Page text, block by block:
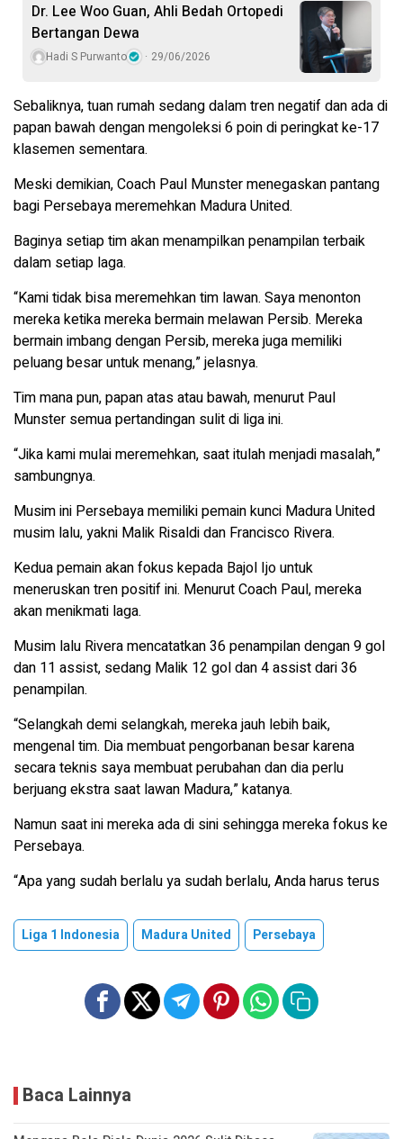
Dr. Lee Woo Guan, Ahli Bedah Ortopedi
Bertangan Dewa
Hadi S Purwanto 29/06/2026
Sebaliknya, tuan rumah sedang dalam tren negatif dan ada di
papan bawah dengan mengoleksi 6 poin di peringkat ke-17
klasemen sementara.
Meski demikian, Coach Paul Munster menegaskan pantang
bagi Persebaya meremehkan Madura United.
Baginya setiap tim akan menampilkan penampilan terbaik
dalam setiap laga.
“Kami tidak bisa meremehkan tim lawan. Saya menonton
mereka ketika mereka bermain melawan Persib. Mereka
bermain imbang dengan Persib, mereka juga memiliki
peluang besar untuk menang,” jelasnya.
Tim mana pun, papan atas atau bawah, menurut Paul
Munster semua pertandingan sulit di liga ini.
“Jika kami mulai meremehkan, saat itulah menjadi masalah,”
sambungnya.
Musim ini Persebaya memiliki pemain kunci Madura United
musim lalu, yakni Malik Risaldi dan Francisco Rivera.
Kedua pemain akan fokus kepada Bajol Ijo untuk
meneruskan tren positif ini. Menurut Coach Paul, mereka
akan menikmati laga.
Musim lalu Rivera mencatatkan 36 penampilan dengan 9 gol
dan 11 assist, sedang Malik 12 gol dan 4 assist dari 36
penampilan.
“Selangkah demi selangkah, mereka jauh lebih baik,
mengenal tim. Dia membuat pengorbanan besar karena
secara teknis saya membuat perubahan dan dia perlu
berjuang ekstra saat lawan Madura,” katanya.
Namun saat ini mereka ada di sini sehingga mereka fokus ke
Persebaya.
“Apa yang sudah berlalu ya sudah berlalu, Anda harus terus
Liga 1 Indonesia Madura United Persebaya
Baca Lainnya